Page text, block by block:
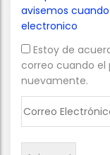
avisemos
electronico
Estoy de
correo cuando el
nuevamente.